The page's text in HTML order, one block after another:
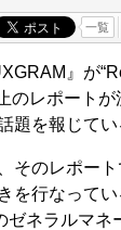
一覧
』が
のレポート
題を報じてい
そのレポー
を行なって
ネラルマ